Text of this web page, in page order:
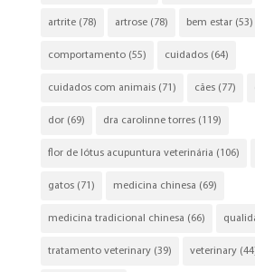
artrite(78) artrose(78) bem estar(53)
comportamento(55) cuidados(64)
cuidados com animais(71) cães(77)
dor(69) dra carolinne torres(119)
flor de lótus acupuntura veterinária (106)
gatos(71) medicina chinesa (69)
medicina tradicional chinesa (66)
tratamento veterinary(39) veterinary